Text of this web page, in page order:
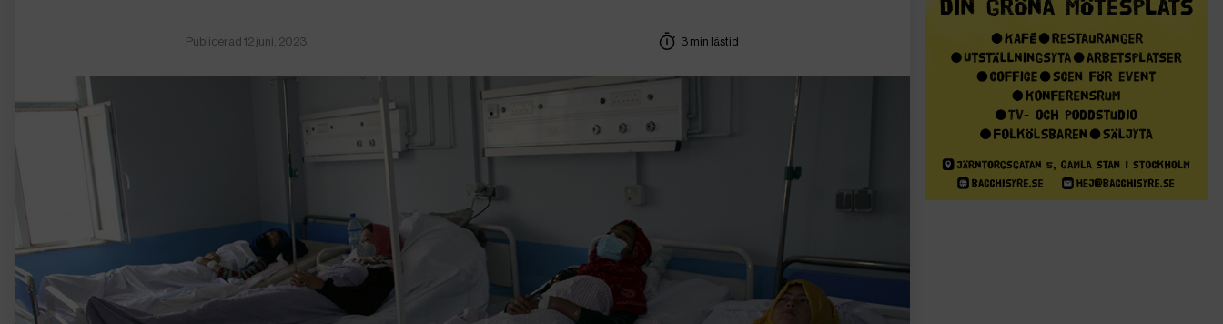
Publicerad 12 juni, 2023 3 min lästid